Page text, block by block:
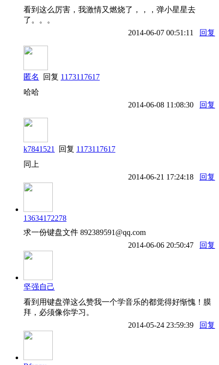
看到这么厉害，我激情又燃烧了，，，弹小星星去
了。。。
2014-06-07 00:51:11
回复
匿名 回复 1173117617
哈哈
2014-06-08 11:08:30
回复
k7841521 回复 1173117617
同上
2014-06-21 17:24:18
回复
13634172278
求一份键盘文件 892389591@qq.com
2014-06-06 20:50:47
回复
坚强自己
看到用键盘弹这么赞我一个学音乐的都觉得好惭愧！膜
拜，必须像你学习。
2014-05-24 23:59:39
回复